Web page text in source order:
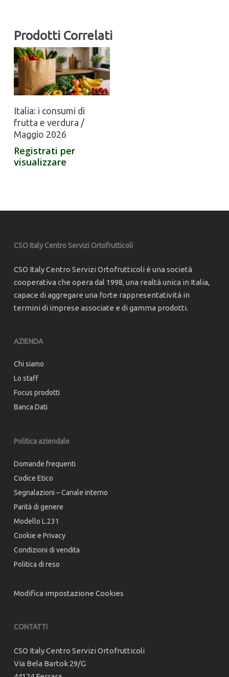
Prodotti Correlati
Italia: i consumi di
frutta e verdura /
Maggio 2026
Registrati per
visualizzare
CSO Italy Centro Servizi Ortofrutticoli
CSO Italy Centro Servizi Ortofrutticoli è una società
cooperativa che opera dal 1998, una realtà unica in Italia,
capace di aggregare una forte rappresentatività in
termini di imprese associate e di gamma prodotti.
AZIENDA
Chi siamo
Lo staff
Focus prodotti
Banca Dati
Politica aziendale
Domande frequenti
Codice Etico
Segnalazioni – Canale interno
Parità di genere
Modello L.231
Cookie e Privacy
Condizioni di vendita
Politica di reso
Modifica impostazione Cookies
CONTATTI
CSO Italy Centro Servizi Ortofrutticoli
Via Bela Bartok 29/G